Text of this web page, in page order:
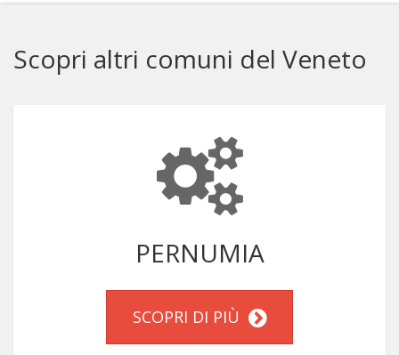
Scopri altri comuni del Veneto
PERNUMIA
SCOPRI DI PIÙ